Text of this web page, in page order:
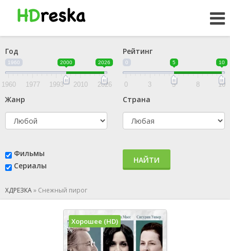
Год
1960 2000 2026
1960 1977 1993 2010 2026
Рейтинг
0 5 10
0 3 5 8 10
Жанр Страна
Фильмы
Сериалы
НАЙТИ
ХДРЕЗКА» Снежный пирог
Хорошее (HD)